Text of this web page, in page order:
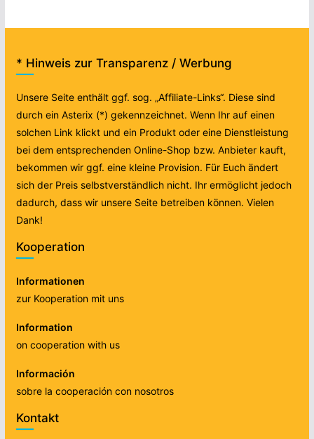
* Hinweis zur Transparenz / Werbung
Unsere Seite enthält ggf. sog. „Affiliate-Links“. Diese sind
durch ein Asterix (*) gekennzeichnet. Wenn Ihr auf einen
solchen Link klickt und ein Produkt oder eine Dienstleistung
bei dem entsprechenden Online-Shop bzw. Anbieter kauft,
bekommen wir ggf. eine kleine Provision. Für Euch ändert
sich der Preis selbstverständlich nicht. Ihr ermöglicht jedoch
dadurch, dass wir unsere Seite betreiben können. Vielen
Dank!
Kooperation
Informationen
zur Kooperation mit uns
Information
on cooperation with us
Información
sobre la cooperación con nosotros
Kontakt